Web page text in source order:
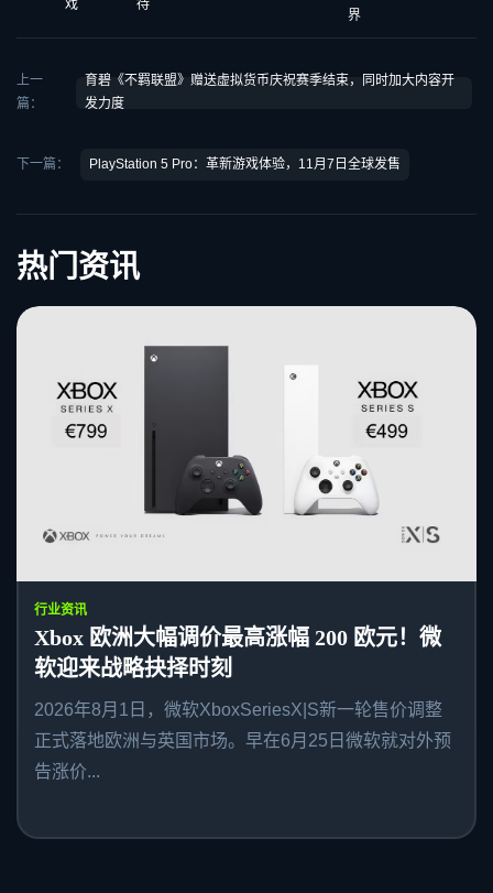
戏
待
界
上一
篇：
育碧《不羁联盟》赠送虚拟货币庆祝赛季结束，同时加大内容开
发力度
下一篇： PlayStation 5 Pro：革新游戏体验，11月7日全球发售
热门资讯
行业资讯
Xbox 欧洲大幅调价最高涨幅 200 欧元！微
软迎来战略抉择时刻
2026年8月1日，微软XboxSeriesX|S新一轮售价调整
正式落地欧洲与英国市场。早在6月25日微软就对外预
告涨价...